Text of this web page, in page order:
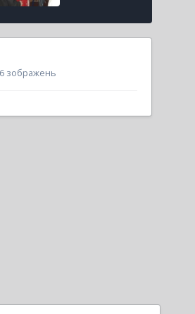
зображень